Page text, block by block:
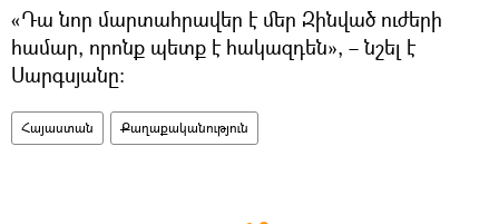
«Դա նոր մարտահրավեր է մեր Զինված ուժերի
համար, որոնք պետք է հակազդեն», – նշել է
Սարգսյանը։
Հայաստան Քաղաքականություն